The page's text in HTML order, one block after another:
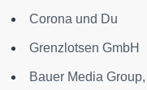
Corona und Du
Grenzlotsen GmbH
Bauer Media